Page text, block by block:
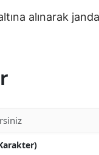
alınarak